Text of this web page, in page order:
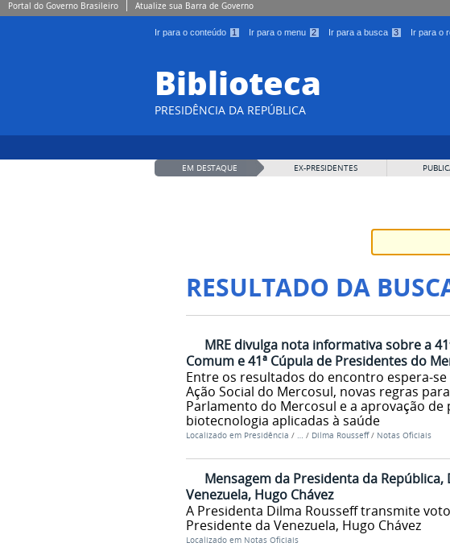
Portal do Governo Brasileiro Atualize sua Barra de Governo
Ir para o conteúdo 1 Ir para o menu 2 Ir para a busca 3 Ir para o
Biblioteca
PRESIDÊNCIA DA REPÚBLICA
EM DESTAQUE EX-PRESIDENTES
RESULTADO DA
MRE divulga nota informativa sobre a
Comum e 41ª Cúpula de Presidentes do
Entre os resultados do encontro espera-
Ação Social do Mercosul, novas regras
Parlamento do Mercosul e a aprovação de
biotecnologia aplicadas à saúde
Localizado em Presidência / … / Dilma Rousseff / Notas Oficiais
Mensagem da Presidenta da
Venezuela, Hugo Chávez
A Presidenta Dilma Rousseff transmite
Presidente da Venezuela, Hugo Chávez
Localizado em Notas Oficiais